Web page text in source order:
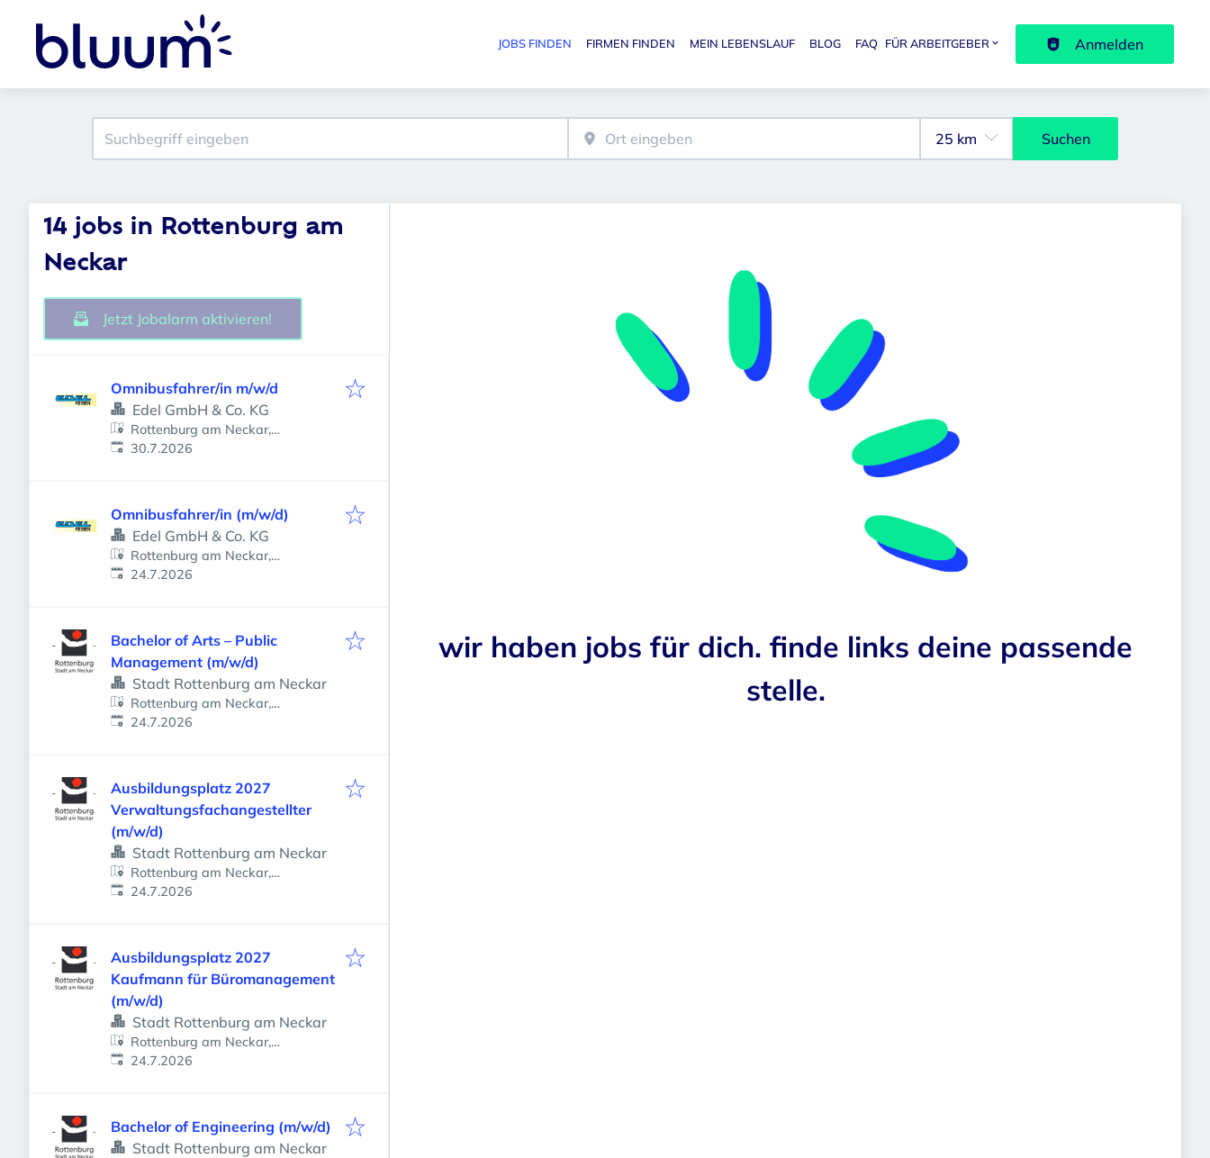
Haupt-Navigation
JOBS FINDEN FIRMEN FINDEN MEIN LEBENSLAUF BLOG FAQ FÜR ARBEITGEBER Anmelden
Suchen
14 jobs in Rottenburg am
Neckar
Jetzt Jobalarm aktivieren!
Omnibusfahrer/in m/w/d
Edel GmbH & Co. KG
Rottenburg am Neckar,
Deutschland
Veröffentlicht:
30.7.2026
Omnibusfahrer/in (m/w/d)
Edel GmbH & Co. KG
Rottenburg am Neckar,
Deutschland
Veröffentlicht:
24.7.2026
Bachelor of Arts – Public
Management (m/w/d)
Stadt Rottenburg am Neckar
Rottenburg am Neckar,
Deutschland
Veröffentlicht:
24.7.2026
Ausbildungsplatz 2027
Verwaltungsfachangestellter
(m/w/d)
Stadt Rottenburg am Neckar
Rottenburg am Neckar,
Deutschland
Veröffentlicht:
24.7.2026
Ausbildungsplatz 2027
Kaufmann für Büromanagement
(m/w/d)
Stadt Rottenburg am Neckar
Rottenburg am Neckar,
Deutschland
Veröffentlicht:
24.7.2026
Bachelor of Engineering (m/w/d)
Stadt Rottenburg am Neckar
wir haben jobs für dich. finde links deine passende
stelle.